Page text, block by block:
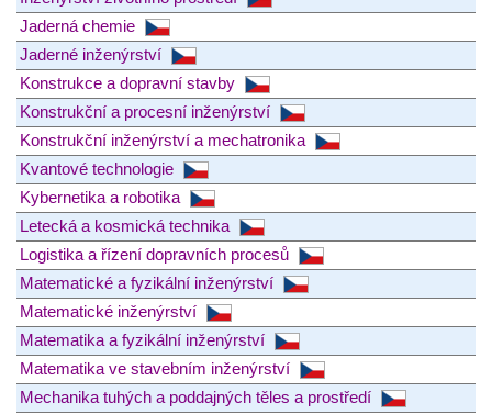
Jaderná chemie
Jaderné inženýrství
Konstrukce a dopravní stavby
Konstrukční a procesní inženýrství
Konstrukční inženýrství a mechatronika
Kvantové technologie
Kybernetika a robotika
Letecká a kosmická technika
Logistika a řízení dopravních procesů
Matematické a fyzikální inženýrství
Matematické inženýrství
Matematika a fyzikální inženýrství
Matematika ve stavebním inženýrství
Mechanika tuhých a poddajných těles a prostředí